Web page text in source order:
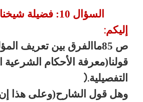
السؤال 10: فضيلة
إليكم:
ص 85ماالفرق بين تعريف
قولنا(معرفة الأحكام الشرعية
التفصيلية).
وهل قول الشارح(وعلى هذا